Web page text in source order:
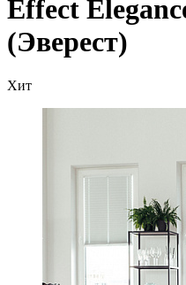
Effect
(Эверест)
Хит